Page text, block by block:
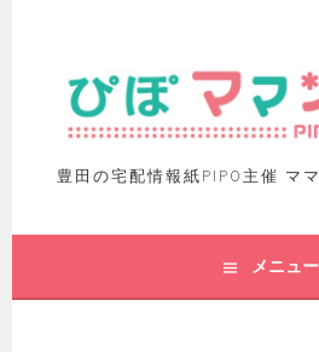
豊田の宅配情報紙PIPO主催 マ
メニュー